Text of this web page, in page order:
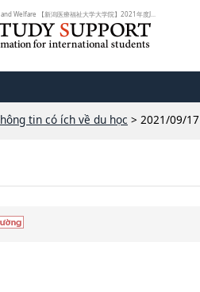
Welfare 【新潟医療福祉大学大学院】2021年度J...
tin có ích về du học > 2021/09/17